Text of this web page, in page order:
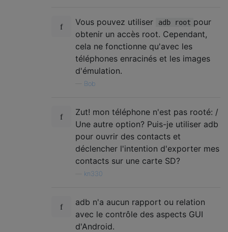
Vous pouvez utiliser adb root pour
obtenir un accès root. Cependant,
cela ne fonctionne qu'avec les
téléphones enracinés et les images
d'émulation.
Bob
Zut! mon téléphone n'est pas rooté: /
Une autre option? Puis-je utiliser adb
pour ouvrir des contacts et
déclencher l'intention d'exporter mes
contacts sur une carte SD?
kn330
adb n'a aucun rapport ou relation
avec le contrôle des aspects GUI
d'Android.